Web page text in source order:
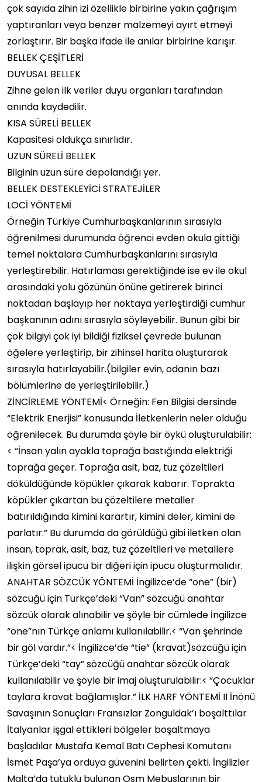
çok sayıda zihin izi özellikle birbirine yakın çağrışım
yaptıranları veya benzer malzemeyi ayırt etmeyi
zorlaştırır. Bir başka ifade ile anılar birbirine karışır.
BELLEK ÇEŞİTLERİ
DUYUSAL BELLEK
Zihne gelen ilk veriler duyu organları tarafından
anında kaydedilir.
KISA SÜRELİ BELLEK
Kapasitesi oldukça sınırlıdır.
UZUN SÜRELİ BELLEK
Bilginin uzun süre depolandığı yer.
BELLEK DESTEKLEYİCİ STRATEJİLER
LOCİ YÖNTEMİ
Örneğin Türkiye Cumhurbaşkanlarının sırasıyla
öğrenilmesi durumunda öğrenci evden okula gittiği
temel noktalara Cumhurbaşkanlarını sırasıyla
yerleştirebilir. Hatırlaması gerektiğinde ise ev ile okul
arasındaki yolu gözünün önüne getirerek birinci
noktadan başlayıp her noktaya yerleştirdiği cumhur
başkanının adını sırasıyla söyleyebilir. Bunun gibi bir
çok bilgiyi çok iyi bildiği fiziksel çevrede bulunan
öğelere yerleştirip, bir zihinsel harita oluşturarak
sırasıyla hatırlayabilir.(bilgiler evin, odanın bazı
bölümlerine de yerleştirilebilir.)
ZİNCİRLEME YÖNTEMİ< Örneğin: Fen Bilgisi dersinde
“Elektrik Enerjisi” konusunda İletkenlerin neler olduğu
öğrenilecek. Bu durumda şöyle bir öykü oluşturulabilir:
< “İnsan yalın ayakla toprağa bastığında elektriği
toprağa geçer. Toprağa asit, baz, tuz çözeltileri
döküldüğünde köpükler çıkarak kabarır. Toprakta
köpükler çıkartan bu çözeltilere metaller
batırıldığında kimini karartır, kimini deler, kimini de
parlatır.” Bu durumda da görüldüğü gibi iletken olan
insan, toprak, asit, baz, tuz çözeltileri ve metallere
ilişkin görsel ipucu bir diğeri için ipucu oluşturmalıdır.
ANAHTAR SÖZCÜK YÖNTEMİ İngilizce’de “one” (bir)
sözcüğü için Türkçe’deki “Van” sözcüğü anahtar
sözcük olarak alınabilir ve şöyle bir cümlede İngilizce
“one”nın Türkçe anlamı kullanılabilir.< “Van şehrinde
bir göl vardır.”< İngilizce’de “tie” (kravat)sözcüğü için
Türkçe’deki “tay” sözcüğü anahtar sözcük olarak
kullanılabilir ve şöyle bir imaj oluşturulabilir:< “Çocuklar
taylara kravat bağlamışlar.” İLK HARF YÖNTEMİ II İnönü
Savaşının Sonuçları Fransızlar Zonguldak’ı boşalttılar
İtalyanlar işgal ettikleri bölgeler boşaltmaya
başladılar Mustafa Kemal Batı Cephesi Komutanı
İsmet Paşa’ya orduya güvenini belirten çekti. İngilizler
Malta’da tutuklu bulunan Osm Mebuslarının bir